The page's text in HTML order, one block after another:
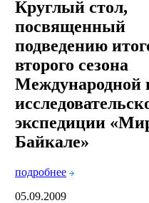
Круглый стол,
посвященный
подведению
второго сезона
Международной
экспедиции
Байкале»
подробнее
05.09.2009